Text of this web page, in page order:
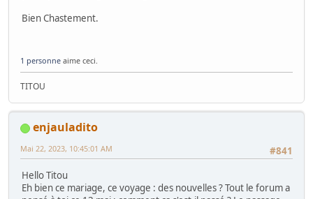
Bien Chastement.
1 personne aime ceci.
TITOU
enjauladito
#841
Mai 22, 2023, 10:45:01 AM
Hello Titou
Eh bien ce mariage, ce voyage : des nouvelles ? Tout le forum a